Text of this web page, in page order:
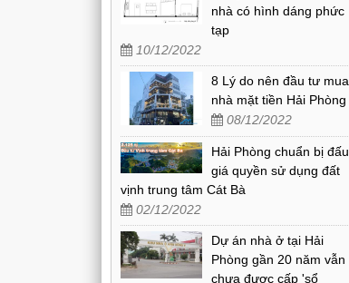
nhà có hình dáng phức
tạp
10/12/2022
8 Lý do nên đầu tư mua
nhà mặt tiền Hải Phòng
08/12/2022
Hải Phòng chuẩn bị đấu
giá quyền sử dụng đất
vịnh trung tâm Cát Bà
02/12/2022
Dự án nhà ở tại Hải
Phòng gần 20 năm vẫn
chưa được cấp 'sổ